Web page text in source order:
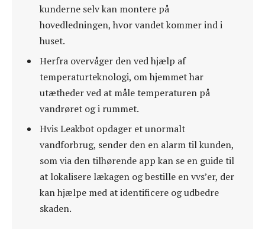
kunderne selv kan montere på
hovedledningen, hvor vandet kommer ind i
huset.
Herfra overvåger den ved hjælp af
temperaturteknologi, om hjemmet har
utætheder ved at måle temperaturen på
vandrøret og i rummet.
Hvis Leakbot opdager et unormalt
vandforbrug, sender den en alarm til kunden,
som via den tilhørende app kan se en guide til
at lokalisere lækagen og bestille en vvs’er, der
kan hjælpe med at identificere og udbedre
skaden.